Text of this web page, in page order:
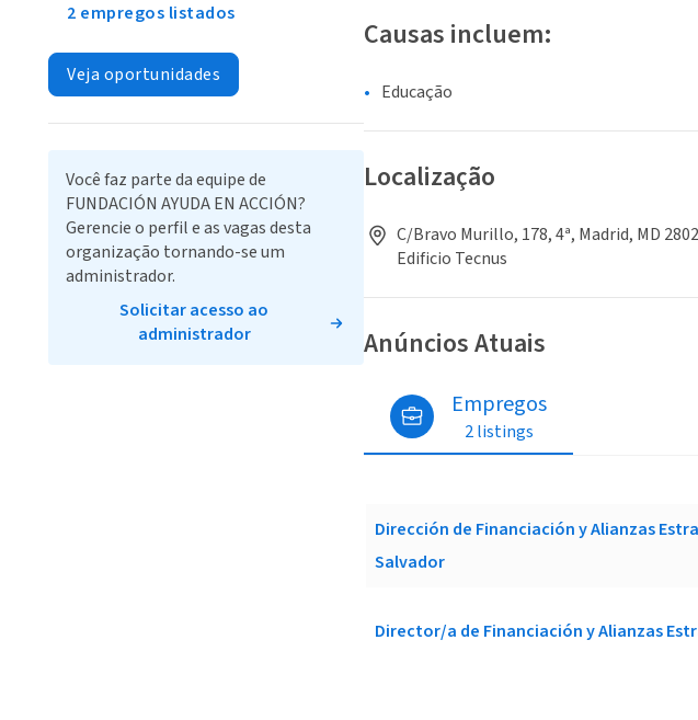
Causas incluem:
Educação
Localização
C/Bravo Murillo, 178, 4ª, Madrid, MD
Edificio Tecnus
Anúncios Atuais
Empregos
2 listings
Dirección de Financiación y Alianzas
Salvador
Director/a de Financiación y Alianzas
2 empregos listados
Veja oportunidades
Você faz parte da equipe de
FUNDACIÓN AYUDA EN ACCIÓN?
Gerencie o perfil e as vagas desta
organização tornando-se um
administrador.
Solicitar acesso ao
administrador